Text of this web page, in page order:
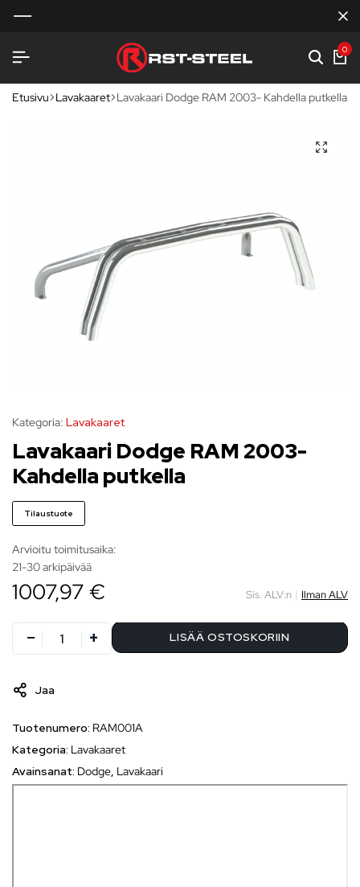
0
Etusivu Lavakaaret Lavakaari Dodge RAM 2003- Kahdella putkella
Kategoria: Lavakaaret
Lavakaari Dodge RAM 2003-
Kahdella putkella
Tilaustuote
Arvioitu toimitusaika:
21-30 arkipäivää
1007,97 € Sis. ALV:n | Ilman ALV
LISÄÄ OSTOSKORIIN
Jaa
Tuotenumero: RAM001A
Kategoria: Lavakaaret
Avainsanat: Dodge, Lavakaari